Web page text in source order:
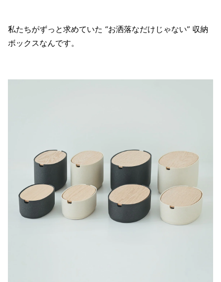
私たちがずっと求めていた “お洒落なだけじゃない” 収納
ボックスなんです。